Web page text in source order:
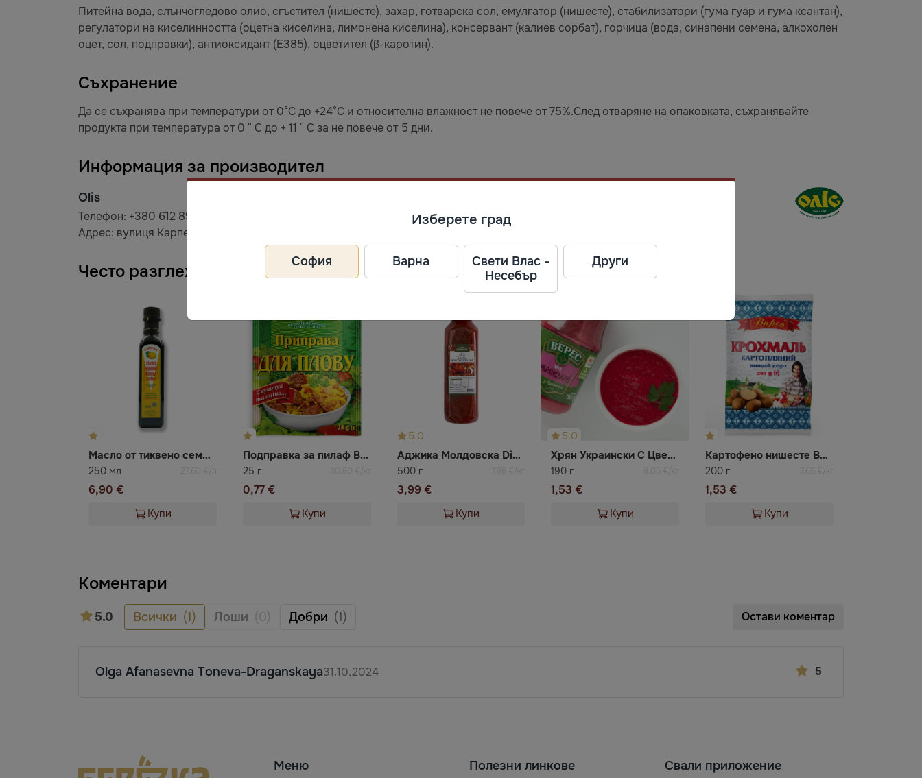
Питейна вода, слънчогледово олио, сгъстител (нишесте), захар, готварска сол, емулгатор (нишесте), стабилизатори (гума гуар и гума ксантан),
регулатори на киселинността (оцетна киселина, лимонена киселина), консервант (калиев сорбат), горчица (вода, синапени семена, алкохолен
оцет, сол, подправки), антиоксидант (Е385), оцветител (β-каротин).
Съхранение
Да се съхранява при температури от 0°C до +24°C и относителна влажност не повече от 75%.След отваряне на опаковката, съхранявайте
продукта при температура от 0 ° C до + 11 ° C за не повече от 5 дни.
Информация за производител
Olis
Телефон: +380 612 892 693
Адрес: вулиця Карпенка-Карого, 47, Запоріжжя, Запорізька область, Украина, 69014.
Често разглеждани
Масло от тиквено семе Oljarna fram
250 мл 27,60 €/л
6,90 €
Купи
Подправка за пилаф Впрок
25 г 30,80 €/кг
0,77 €
Купи
5.0
Аджика Молдовска Din Camara
500 г 7,98 €/кг
3,99 €
Купи
5.0
Хрян Украински С Цвекло Верес
190 г 8,05 €/кг
1,53 €
Купи
Картофено нишесте Впрок
200 г 7,65 €/кг
1,53 €
Купи
Коментари
5.0 Всички (1) Лоши (0) Добри (1) Остави коментар
5
Olga Afanasevna Toneva-Draganskaya31.10.2024
Меню Полезни линкове Свали приложение
Изберете град
София Варна
Свети Влас -
Несебър
Други